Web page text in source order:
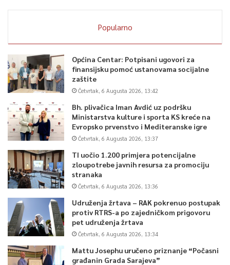
Popularno
Općina Centar: Potpisani ugovori za
finansijsku pomoć ustanovama socijalne
zaštite
Četvrtak, 6 Augusta 2026, 13:42
Bh. plivačica Iman Avdić uz podršku
Ministarstva kulture i sporta KS kreće na
Evropsko prvenstvo i Mediteranske igre
Četvrtak, 6 Augusta 2026, 13:37
TI uočio 1.200 primjera potencijalne
zloupotrebe javnih resursa za promociju
stranaka
Četvrtak, 6 Augusta 2026, 13:36
Udruženja žrtava – RAK pokrenuo postupak
protiv RTRS-a po zajedničkom prigovoru
pet udruženja žrtava
Četvrtak, 6 Augusta 2026, 13:34
Mattu Josephu uručeno priznanje “Počasni
građanin Grada Sarajeva”